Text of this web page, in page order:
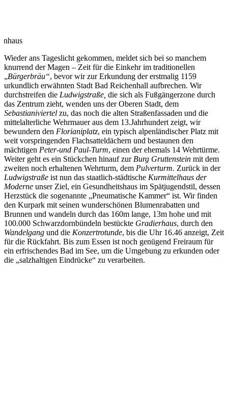
Wieder ans Tageslicht gekommen, meldet sich bei so manchem
knurrend der Magen – Zeit für die Einkehr im traditionellen
„Bürgerbräu“, bevor wir zur Erkundung der erstmalig 1159
urkundlich erwähnten Stadt Bad Reichenhall aufbrechen. Wir
durchstreifen die Ludwigstraße, die sich als Fußgängerzone durch
das Zentrum zieht, wenden uns der Oberen Stadt, dem
Sebastianiviertel zu, das noch die alten Straßenfassaden und die
mittelalterliche Wehrmauer aus dem 13.Jahrhundert zeigt, wir
bewundern den Florianiplatz, ein typisch alpenländischer Platz mit
weit vorspringenden Flachsatteldächern und bestaunen den
mächtigen Peter-und Paul-Turm, einen der ehemals 14 Wehrtürme.
Weiter geht es ein Stückchen hinauf zur Burg Gruttenstein mit dem
zweiten noch erhaltenen Wehrturm, dem Pulverturm. Zurück in der
Ludwigstraße ist nun das staatlich-städtische Kurmittelhaus der
Moderne unser Ziel, ein Gesundheitshaus im Spätjugendstil, dessen
Herzstück die sogenannte „Pneumatische Kammer“ ist. Wir finden
den Kurpark mit seinen wunderschönen Blumenrabatten und
Brunnen und wandeln durch das 160m lange, 13m hohe und mit
100.000 Schwarzdornbündeln bestückte Gradierhaus, durch den
Wandelgang und die Konzertrotunde, bis die Uhr 16.46 anzeigt, Zeit
für die Rückfahrt. Bis zum Essen ist noch genügend Freiraum für
ein erfrischendes Bad im See, um die Umgebung zu erkunden oder
die „salzhaltigen Eindrücke“ zu verarbeiten.